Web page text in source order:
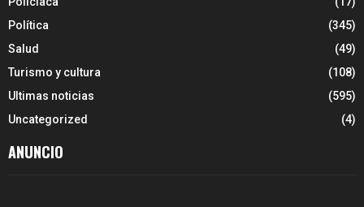
Política
(345)
Salud
(49)
Turismo y cultura
(108)
Ultimas noticias
(595)
Uncategorized
(4)
ANUNCIO